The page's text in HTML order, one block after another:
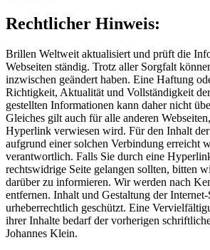
Rechtlicher Hinweis:
Brillen Weltweit aktualisiert und prüft die
Webseiten ständig. Trotz aller Sorgfalt
inzwischen geändert haben. Eine Haftung
Richtigkeit, Aktualität und Vollständigkeit
gestellten Informationen kann daher nicht
Gleiches gilt auch für alle anderen
Hyperlink verwiesen wird. Für den Inhalt
aufgrund einer solchen Verbindung erreicht
verantwortlich. Falls Sie durch eine
rechtswidrige Seite gelangen sollten, bitten
darüber zu informieren. Wir werden nach
entfernen. Inhalt und Gestaltung der Internet-
urheberrechtlich geschützt. Eine
ihrer Inhalte bedarf der vorherigen
Johannes Klein.